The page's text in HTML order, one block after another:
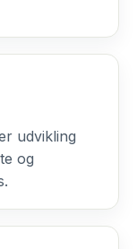
udvikling
og